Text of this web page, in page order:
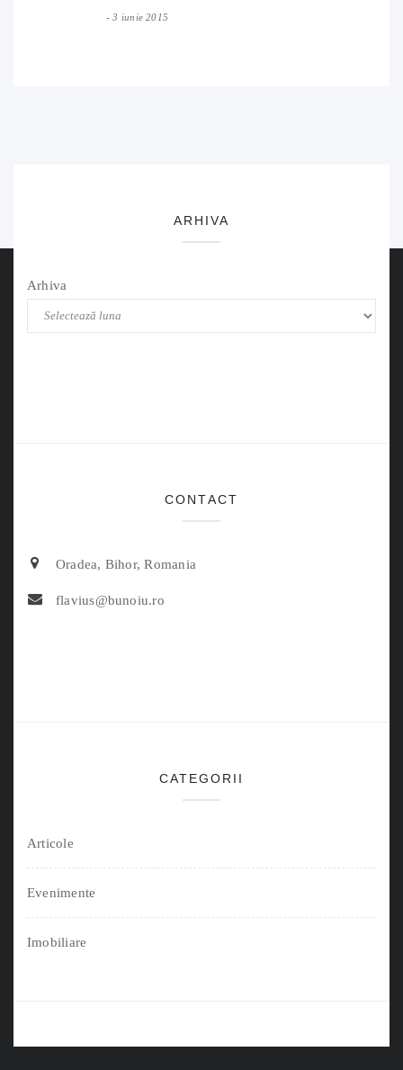
3 iunie 2015
ARHIVA
Arhiva
CONTACT
Oradea, Bihor, Romania
flavius@bunoiu.ro
CATEGORII
Articole
Evenimente
Imobiliare